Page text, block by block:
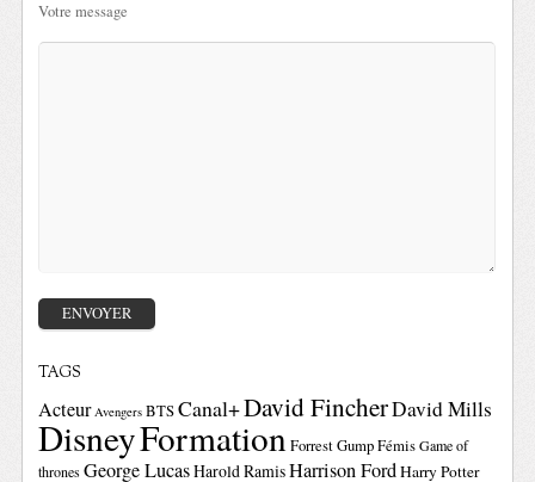
Votre message
TAGS
Acteur Avengers BTSCanal+David FincherDavid Mills
DisneyFormationForrest GumpFémis Game of
thrones George LucasHarold RamisHarrison FordHarry Potter